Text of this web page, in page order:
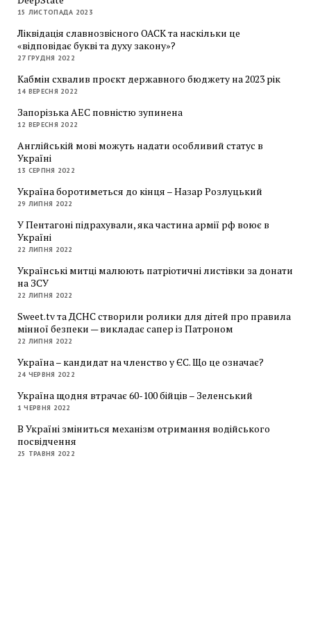
15 ЛИСТОПАДА 2023
Ліквідація славнозвісного ОАСК та наскільки це
«відповідає букві та духу закону»?
27 ГРУДНЯ 2022
Кабмін схвалив проєкт державного бюджету на 2023 рік
14 ВЕРЕСНЯ 2022
Запорізька АЕС повністю зупинена
12 ВЕРЕСНЯ 2022
Англійській мові можуть надати особливий статус в
Україні
13 СЕРПНЯ 2022
Україна боротиметься до кінця – Назар Розлуцький
29 ЛИПНЯ 2022
У Пентагоні підрахували, яка частина армії рф воює в
Україні
22 ЛИПНЯ 2022
Українські митці малюють патріотичні листівки за донати
на ЗСУ
22 ЛИПНЯ 2022
Sweet.tv та ДСНС створили ролики для дітей про правила
мінної безпеки — викладає сапер із Патроном
22 ЛИПНЯ 2022
Україна – кандидат на членство у ЄС. Що це означає?
24 ЧЕРВНЯ 2022
Україна щодня втрачає 60-100 бійців – Зеленський
1 ЧЕРВНЯ 2022
В Україні зміниться механізм отримання водійського
посвідчення
25 ТРАВНЯ 2022